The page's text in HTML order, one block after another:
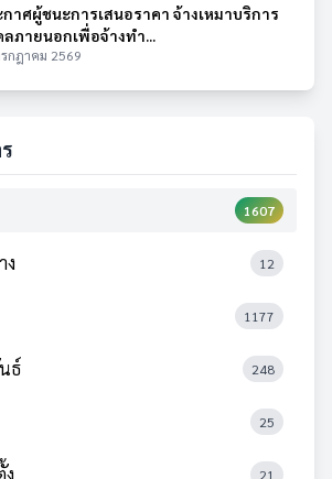
าศผู้ชนะการเสนอราคา จ้างเหมาบริการ
ภายนอกเพื่อจ้างทำ...
กฎาคม 2569
1607
ง 12
1177
ธ์ 248
25
ง 21